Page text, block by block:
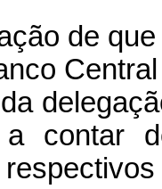
de
contar